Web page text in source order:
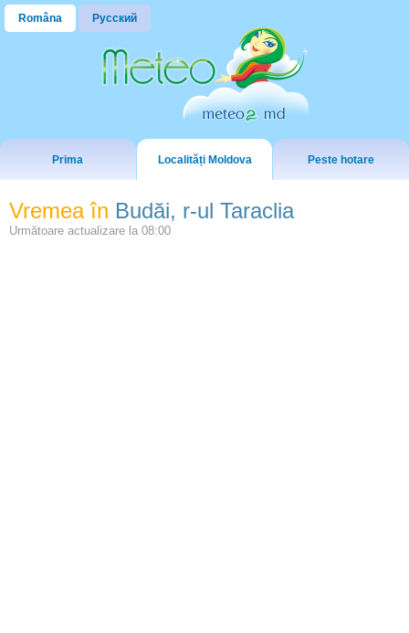
Româna Русский
Prima Localități Moldova Peste hotare
Vremea în Budăi, r-ul Taraclia
Următoare actualizare la 08:00